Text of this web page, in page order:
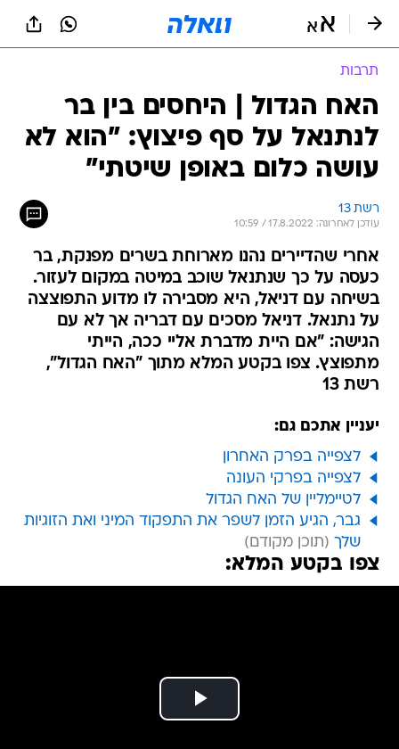
תרבות
האח הגדול | היחסים בין בר
לנתנאל על סף פיצוץ: "הוא לא
עושה כלום באופן שיטתי"
רשת 13
עודכן לאחרונה: 17.8.2022 / 10:59
אחרי שהדיירים נהנו מארוחת בשרים מפנקת, בר
כעסה על כך שנתנאל שוכב במיטה במקום לעזור.
בשיחה עם דניאל, היא מסבירה לו מדוע התפוצצה
על נתנאל. דניאל מסכים עם דבריה אך לא עם
הגישה: "אם היית מדברת אליי ככה, הייתי
מתפוצץ. צפו בקטע המלא מתוך "האח הגדול",
רשת 13
יעניין אתכם גם:
לצפייה בפרק האחרון
לצפייה בפרקי העונה
לטיימליין של האח הגדול
גבר, הגיע הזמן לשפר את התפקוד המיני ואת הזוגיות
שלך
צפו בקטע המלא: